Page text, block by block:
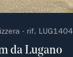
- rif. LUG1404
da Lugano